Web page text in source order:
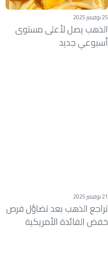
25 نوفمبر 2025
الذهب يصل لأعلى مستوى
أسبوعي جديد
21 نوفمبر 2025
تراجع الذهب بعد تضاؤل فرص
خفض الفائدة الأمريكية